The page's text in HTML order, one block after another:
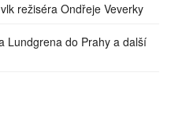
režiséra Ondřeje Veverky
Lundgrena do Prahy a další